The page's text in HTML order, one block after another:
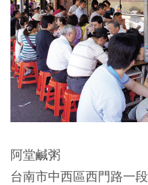
阿堂鹹粥
台南市中西區西門路一